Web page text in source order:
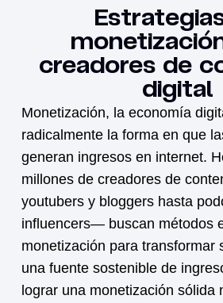
creadores de
digital
Monetización, la economía
radicalmente la forma en que
generan ingresos en internet.
millones de creadores de
youtubers y bloggers hasta
influencers— buscan métodos
monetización para transformar
una fuente sostenible de
lograr una monetización sólida